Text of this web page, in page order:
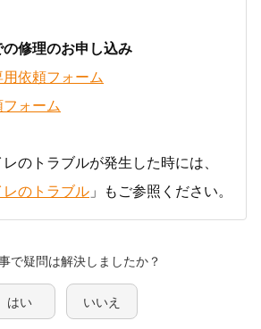
修理のお申し込み
依頼フォーム
ォーム
のトラブルが発生した時には、
レのトラブル 」もご参照ください。
で疑問は解決しましたか？
はい いいえ